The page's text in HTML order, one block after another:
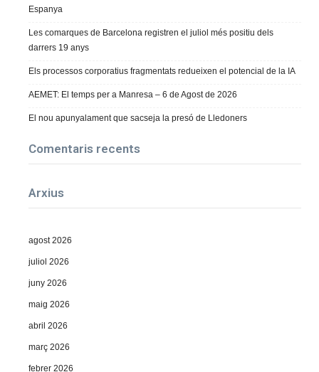
Espanya
Les comarques de Barcelona registren el juliol més positiu dels
darrers 19 anys
Els processos corporatius fragmentats redueixen el potencial de la IA
AEMET: El temps per a Manresa – 6 de Agost de 2026
El nou apunyalament que sacseja la presó de Lledoners
Comentaris recents
Arxius
agost 2026
juliol 2026
juny 2026
maig 2026
abril 2026
març 2026
febrer 2026